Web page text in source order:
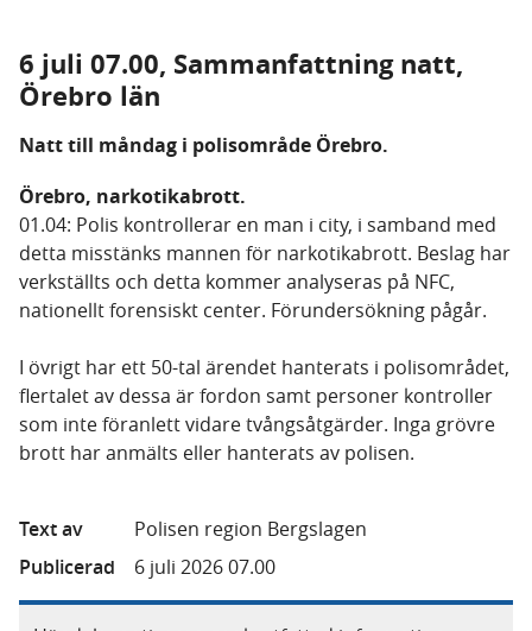
6 juli 07.00, Sammanfattning natt,
Örebro län
Natt till måndag i polisområde Örebro.
Örebro, narkotikabrott.
01.04: Polis kontrollerar en man i city, i samband med
detta misstänks mannen för narkotikabrott. Beslag har
verkställts och detta kommer analyseras på NFC,
nationellt forensiskt center. Förundersökning pågår.
I övrigt har ett 50-tal ärendet hanterats i polisområdet,
flertalet av dessa är fordon samt personer kontroller
som inte föranlett vidare tvångsåtgärder. Inga grövre
brott har anmälts eller hanterats av polisen.
Text av
Polisen region Bergslagen
Publicerad
6 juli 2026 07.00